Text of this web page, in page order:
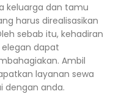
keluarga dan tamu
harus direalisasikan
sebab itu, kehadiran
dapat
Ambil
layanan sewa
dengan anda.